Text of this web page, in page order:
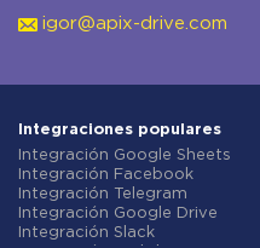
igor@apix-drive.com
Integraciones populares
Integración Google Sheets
Integración Facebook
Integración Telegram
Integración Google Drive
Integración Slack